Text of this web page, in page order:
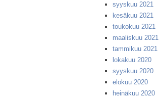
syyskuu 2021
kesäkuu 2021
toukokuu 2021
maaliskuu 2021
tammikuu 2021
lokakuu 2020
syyskuu 2020
elokuu 2020
heinäkuu 2020